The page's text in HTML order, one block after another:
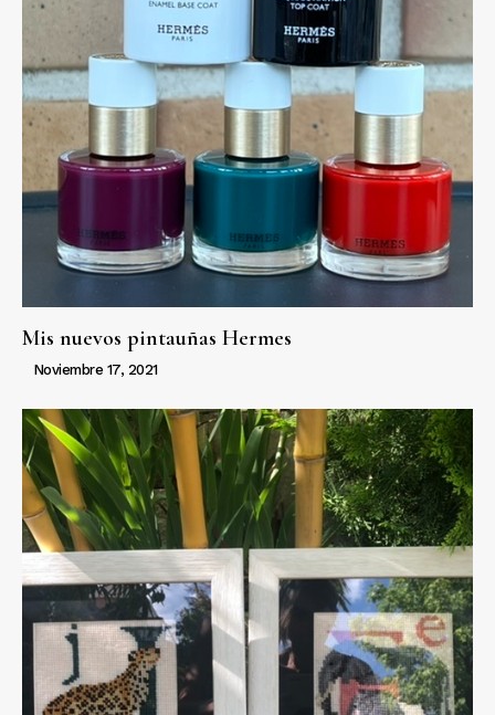
Mis nuevos pintauñas Hermes
Noviembre 17, 2021